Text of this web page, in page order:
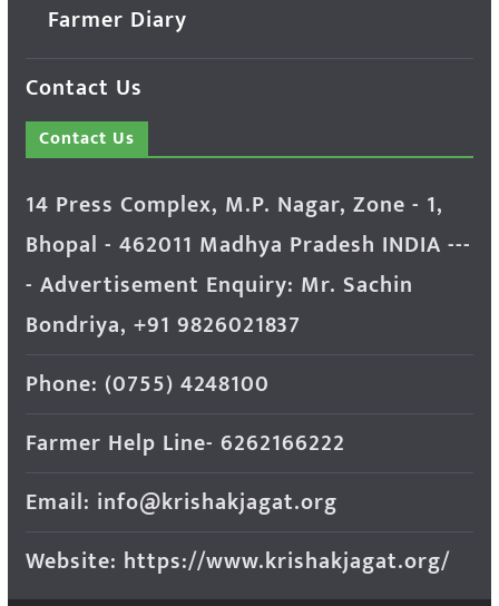
Farmer Diary
Contact Us
Contact Us
14 Press Complex, M.P. Nagar, Zone - 1,
Bhopal - 462011 Madhya Pradesh INDIA ---
- Advertisement Enquiry: Mr. Sachin
Bondriya, +91 9826021837
Phone: (0755) 4248100
Farmer Help Line- 6262166222
Email: info@krishakjagat.org
Website: https://www.krishakjagat.org/